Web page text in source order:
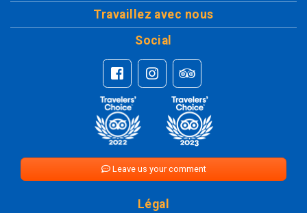
Légal
Travaillez avec nous
Social
Leave us your comment